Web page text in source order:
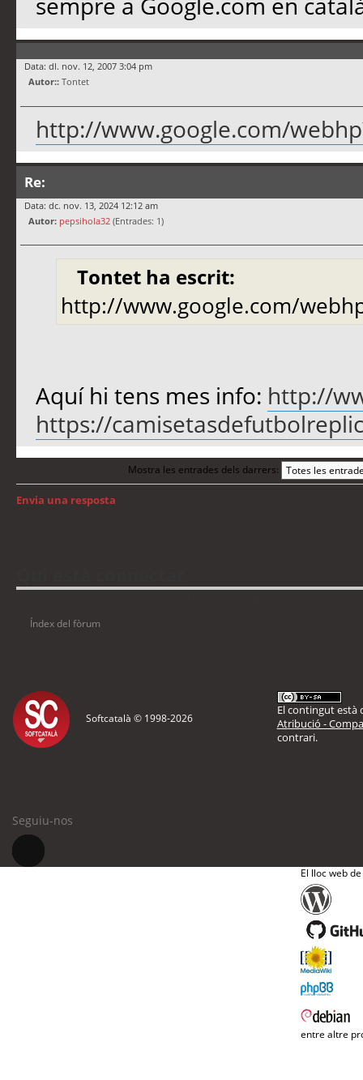
sempre a Google.com en
Data: dl. nov. 12, 2007 3:04 pm
Autor:: Tontet
http://www.google.com/
Re:
Data: dc. nov. 13, 2024 12:12 am
Autor: pepsihola32 (Entrades: 1)
Tontet ha escrit:
http://www.google.com/
Aquí hi tens mes info: http://
https://
Mostra les entrades dels darrers:
Envia una resposta
Índex del fòrum
Softcatalà © 1998-2026
El contingut està
Atribució -
contrari.
Seguiu-nos
El lloc web
entre altre